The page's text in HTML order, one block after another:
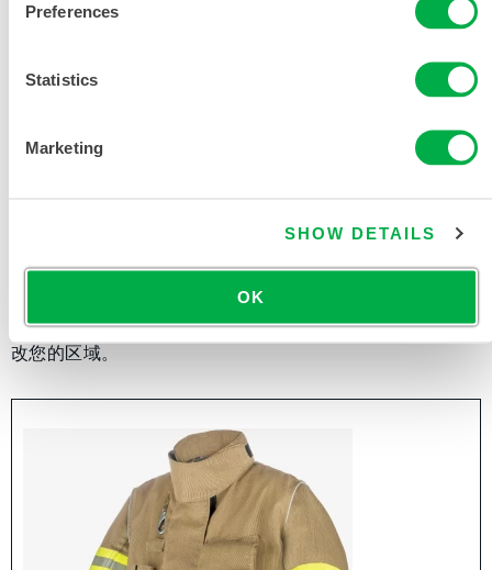
Preferences
Statistics
Marketing
SHOW DETAILS
OK
此产品通常不在您所在的区域销售。您可以在页面顶部更
改您的区域。